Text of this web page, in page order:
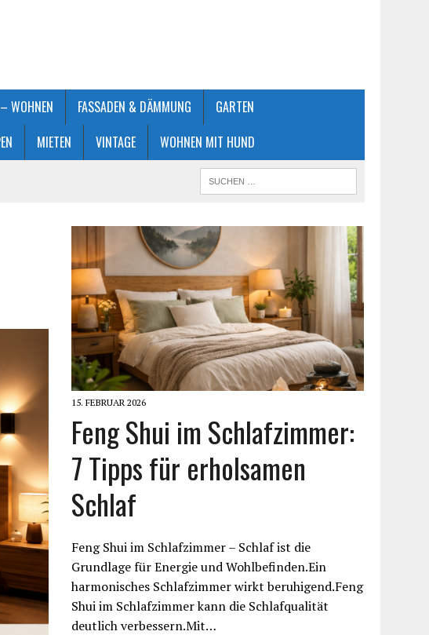
WOHNEN FASSADEN & DÄMMUNG
GARTEN
MIETEN VINTAGE WOHNEN MIT HUND
15. FEBRUAR 2026
Feng Shui im Schlafzimmer:
7 Tipps für erholsamen
Schlaf
Feng Shui im Schlafzimmer – Schlaf ist die
Grundlage für Energie und Wohlbefinden.Ein
harmonisches Schlafzimmer wirkt beruhigend.Feng
Shui im Schlafzimmer kann die Schlafqualität
deutlich verbessern.Mit…